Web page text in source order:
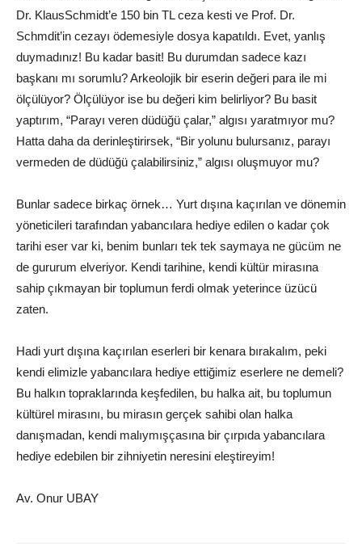
Dr. KlausSchmidt’e 150 bin TL ceza kesti ve Prof. Dr.
Schmdit’in cezayı ödemesiyle dosya kapatıldı. Evet, yanlış
duymadınız! Bu kadar basit! Bu durumdan sadece kazı
başkanı mı sorumlu? Arkeolojik bir eserin değeri para ile mi
ölçülüyor? Ölçülüyor ise bu değeri kim belirliyor? Bu basit
yaptırım, “Parayı veren düdüğü çalar,” algısı yaratmıyor mu?
Hatta daha da derinleştirirsek, “Bir yolunu bulursanız, parayı
vermeden de düdüğü çalabilirsiniz,” algısı oluşmuyor mu?
Bunlar sadece birkaç örnek… Yurt dışına kaçırılan ve dönemin
yöneticileri tarafından yabancılara hediye edilen o kadar çok
tarihi eser var ki, benim bunları tek tek saymaya ne gücüm ne
de gururum elveriyor. Kendi tarihine, kendi kültür mirasına
sahip çıkmayan bir toplumun ferdi olmak yeterince üzücü
zaten.
Hadi yurt dışına kaçırılan eserleri bir kenara bırakalım, peki
kendi elimizle yabancılara hediye ettiğimiz eserlere ne demeli?
Bu halkın topraklarında keşfedilen, bu halka ait, bu toplumun
kültürel mirasını, bu mirasın gerçek sahibi olan halka
danışmadan, kendi malıymışçasına bir çırpıda yabancılara
hediye edebilen bir zihniyetin neresini eleştireyim!
Av. Onur UBAY